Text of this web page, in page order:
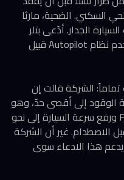
السكني. الضحية، مارثا
الجدار. أدّعى بتلر
أمام السلطات المحلية أنه كان يستخدم نظام Autopilot قبيل
الشركة قالت إن
الوقود إلى أقصى حدّ، وهو
ما تجاوز أوامر نظام Full Self-Driving ورفع سرعة السيارة إلى نحو
في الساعة (73 ميلاً) قبل الاصطدام. غير أن الشركة
هذا الادعاء سوى